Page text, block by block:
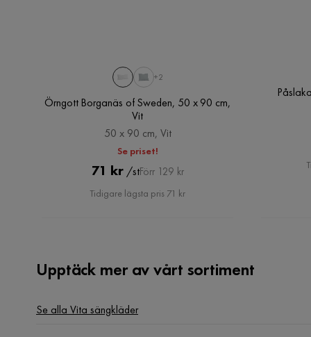
+2
Örngott Borganäs of Sweden, 50 x 90 cm,
Vit
50 x 90 cm, Vit
Se priset!
Pris
71 kr /stOriginal
Pris
Förr 129 kr
Tidigare lägsta pris 71 kr
Upptäck mer av vårt sortiment
Se alla Vita sängkläder